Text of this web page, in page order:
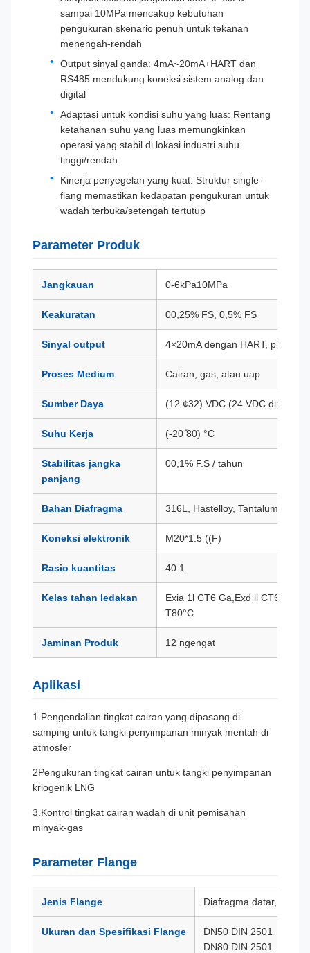
sampai 10MPa mencakup kebutuhan
pengukuran skenario penuh untuk tekanan
menengah-rendah
Output sinyal ganda: 4mA~20mA+HART dan
RS485 mendukung koneksi sistem analog dan
digital
Adaptasi untuk kondisi suhu yang luas: Rentang
ketahanan suhu yang luas memungkinkan
operasi yang stabil di lokasi industri suhu
tinggi/rendah
Kinerja penyegelan yang kuat: Struktur single-
flang memastikan kedapatan pengukuran untuk
wadah terbuka/setengah tertutup
Parameter Produk
Jangkauan 0-6kPa10MPa
Keakuratan 00,25% FS, 0,5% FS
Sinyal output 4×20mA dengan HART, protokol
Proses Medium Cairan, gas, atau uap
Sumber Daya (12 ¢32) VDC (24 VDC
Suhu Kerja (-20 ̊80) °C
Stabilitas jangka
panjang
00,1% F.S / tahun
Bahan Diafragma 316L, Hastelloy, Tantalum, dll.
Koneksi elektronik M20*1.5 ((F)
Rasio kuantitas 40:1
Kelas tahan ledakan
Exia 1l CT6 Ga,Exd ll CT6
T80°C
Jaminan Produk 12 ngengat
Aplikasi
1.Pengendalian tingkat cairan yang dipasang di
samping untuk tangki penyimpanan minyak mentah di
atmosfer
2Pengukuran tingkat cairan untuk tangki penyimpanan
kriogenik LNG
3.Kontrol tingkat cairan wadah di unit pemisahan
minyak-gas
Parameter Flange
Jenis Flange Diafragma datar,
Ukuran dan Spesifikasi Flange
DN50 DIN 2501
DN80 DIN 2501